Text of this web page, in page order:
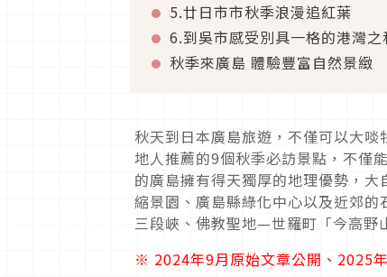
5.廿日市市秋季浪漫追紅葉
6.到吳市感受別具一格的港灣之
秋季來廣島 體驗豐富自然景緻
秋天到日本廣島旅遊，不僅可以大啖
地人推薦的9個秋季必訪景點，不僅
的廣島擁有得天獨厚的地理優勢， 大
縮景園、廣島縣綠化中心以及近郊的
三段峽、 佛教聖地—世羅町「今高野
※ 2024年9月原始文章公開、2025